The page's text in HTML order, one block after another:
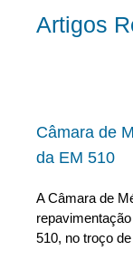
Artigos
Câmara de
da EM 510
A Câmara de
510, no troço